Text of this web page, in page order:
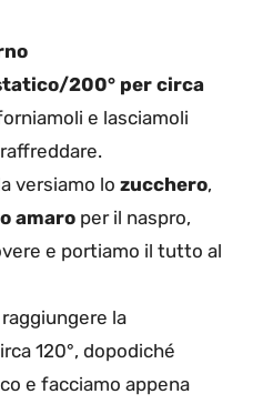
200° per circa
e lasciamoli
versiamo lo zucchero,
amaro per il naspro,
e portiamo il tutto al
la
120°, dopodiché
e facciamo appena